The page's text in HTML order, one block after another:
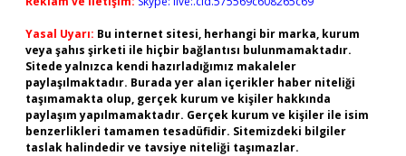
Yasal Uyarı: Bu internet sitesi, herhangi bir marka, kurum
veya şahıs şirketi ile hiçbir bağlantısı bulunmamaktadır.
Sitede yalnızca kendi hazırladığımız makaleler
paylaşılmaktadır. Burada yer alan içerikler haber niteliği
taşımamakta olup, gerçek kurum ve kişiler hakkında
paylaşım yapılmamaktadır. Gerçek kurum ve kişiler ile isim
benzerlikleri tamamen tesadüfidir. Sitemizdeki bilgiler
taslak halindedir ve tavsiye niteliği taşımazlar.